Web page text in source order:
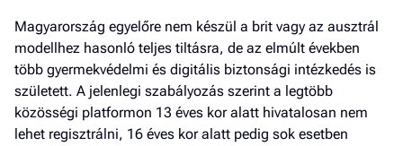
Magyarország egyelőre nem készül a brit vagy az ausztrál
modellhez hasonló teljes tiltásra, de az elmúlt években
több gyermekvédelmi és digitális biztonsági intézkedés is
született. A jelenlegi szabályozás szerint a legtöbb
közösségi platformon 13 éves kor alatt hivatalosan nem
lehet regisztrálni, 16 éves kor alatt pedig sok esetben